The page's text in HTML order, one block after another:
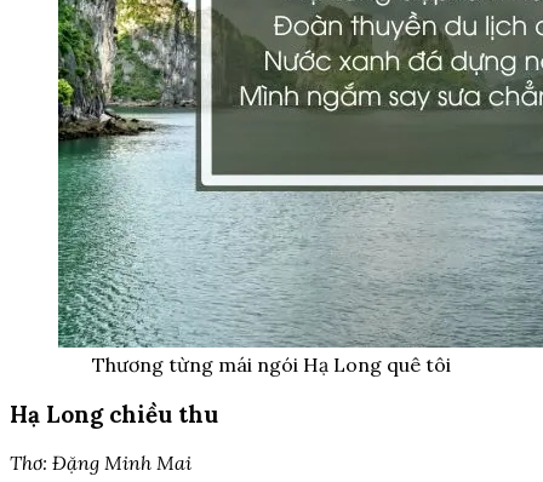
Thương từng mái ngói Hạ Long quê tôi
Hạ Long chiều thu
Thơ: Đặng Minh Mai